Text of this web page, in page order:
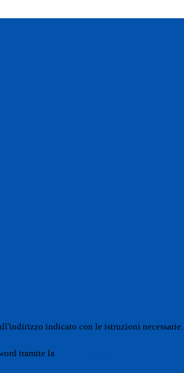
indicato con le istruzioni necessarie.
tramite la